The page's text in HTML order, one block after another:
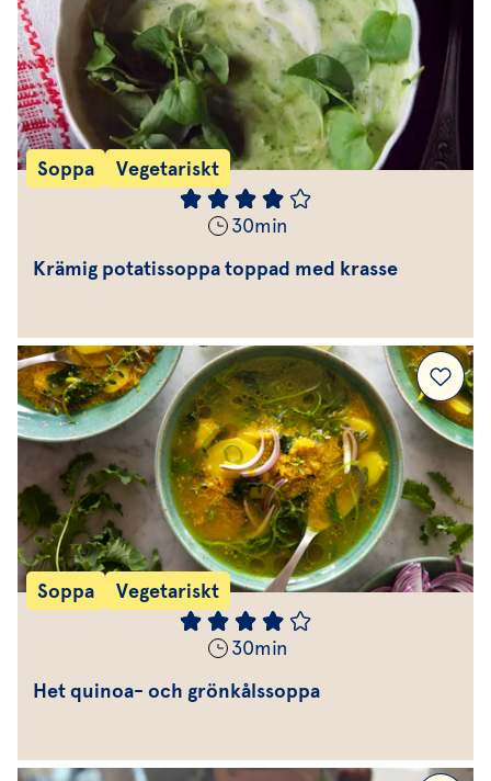
Soppa Vegetariskt
30min
Krämig potatissoppa toppad med krasse
Soppa Vegetariskt
30min
Het quinoa- och grönkålssoppa